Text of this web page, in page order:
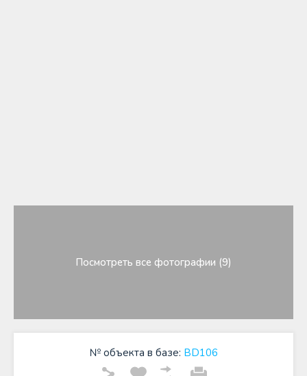
Посмотреть все фотографии (9)
№ объекта в базе: BD106